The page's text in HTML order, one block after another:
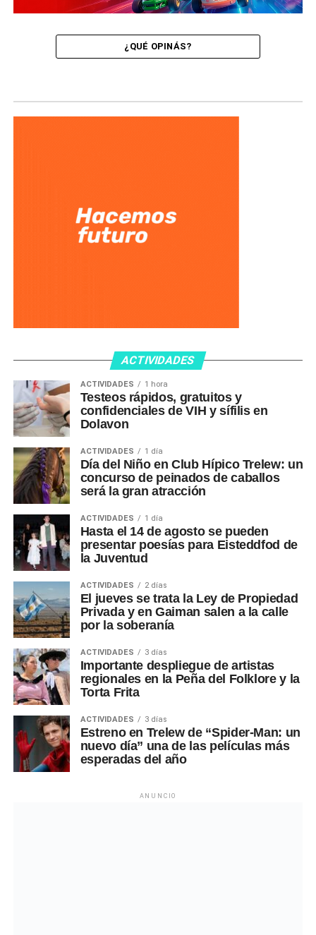
¿QUÉ OPINÁS?
ACTIVIDADES
ACTIVIDADES 1 hora
Testeos rápidos, gratuitos y
confidenciales de VIH y sífilis en
Dolavon
ACTIVIDADES 1 día
Día del Niño en Club Hípico Trelew: un
concurso de peinados de caballos
será la gran atracción
ACTIVIDADES 1 día
Hasta el 14 de agosto se pueden
presentar poesías para Eisteddfod de
la Juventud
ACTIVIDADES 2 días
El jueves se trata la Ley de Propiedad
Privada y en Gaiman salen a la calle
por la soberanía
ACTIVIDADES 3 días
Importante despliegue de artistas
regionales en la Peña del Folklore y la
Torta Frita
ACTIVIDADES 3 días
Estreno en Trelew de “Spider-Man: un
nuevo día” una de las películas más
esperadas del año
ANUNCIO